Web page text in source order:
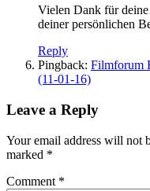
Vielen Dank für
deiner persönlichen
Reply
Pingback: Filmforum
(11-01-16)
Leave a Reply
Your email address will not
marked *
Comment *